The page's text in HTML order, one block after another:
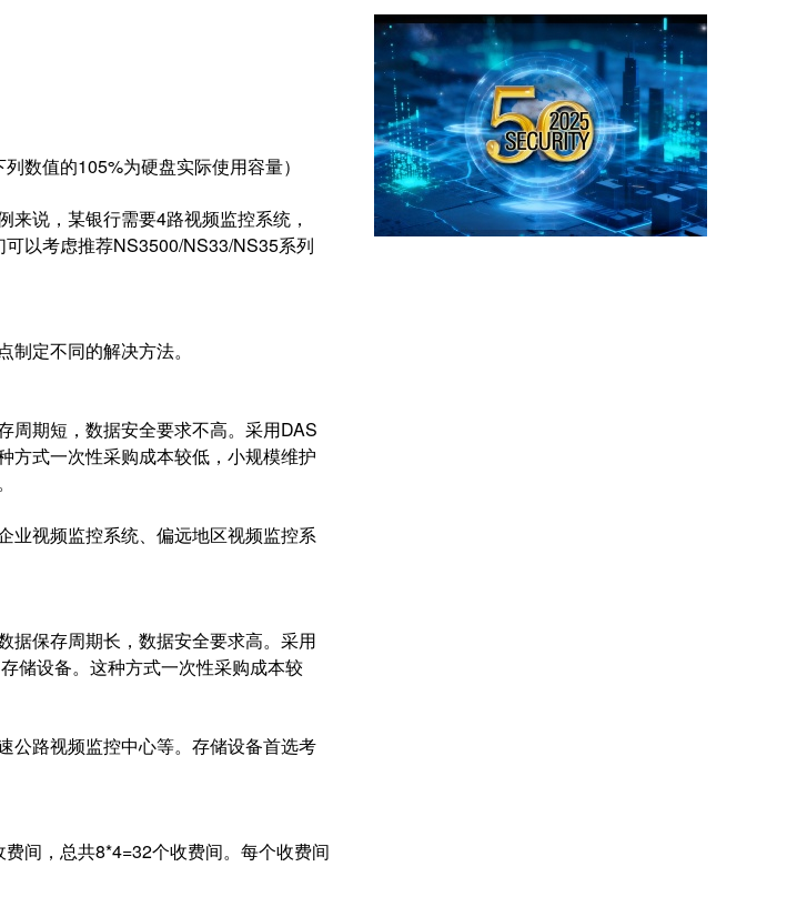
数值的105%为硬盘实际使用容量）
说，某银行需要4路视频监控系统，
以考虑推荐NS3500/NS33/NS35系列
制定不同的解决方法。
期短， 数据安全要求不高。采用DAS
方式一次性采购成本较低，小规模维护
视频监控系统、偏远地区视频监控系
保存周期长，数据安全要求高。采用
储设备。这种方式一次性采购成本较
路视频监控中心等。存储设备首选考
间，总共8*4=32个收费间。每个收费间
y，以海量数据底座赋能“与AI同游”新
体验